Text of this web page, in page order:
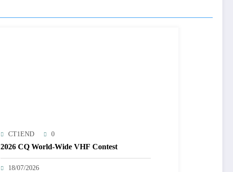
CT1END 0
2026 CQ World-Wide VHF Contest
18/07/2026